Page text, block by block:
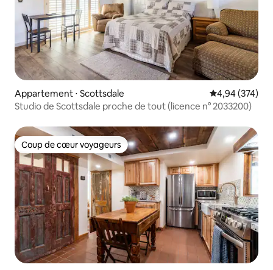
Appartement ⋅ Scottsdale Évaluation
4,94 (374)
Studio de Scottsdale proche de tout (licence n° 2033200)
Coup de cœur voyageurs
Coup de cœur voyageurs